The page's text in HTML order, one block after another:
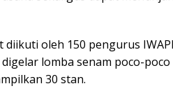
diikuti oleh 150 pengurus
lomba senam poco-
30 stan.